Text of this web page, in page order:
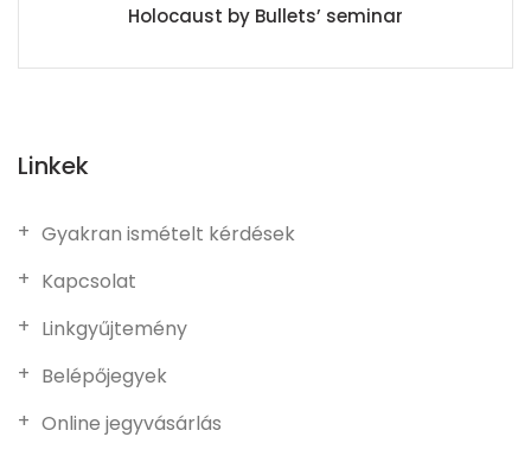
Holocaust by Bullets’ seminar
Linkek
Gyakran ismételt kérdések
Kapcsolat
Linkgyűjtemény
Belépőjegyek
Online jegyvásárlás